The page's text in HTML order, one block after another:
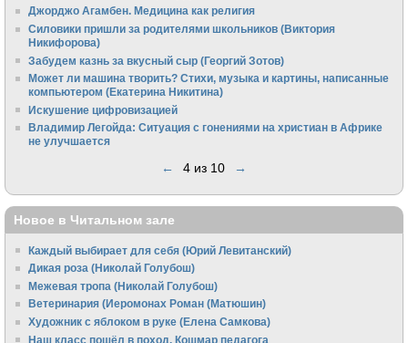
Джорджо Агамбен. Медицина как религия
Силовики пришли за родителями школьников (Виктория
Никифорова)
Забудем казнь за вкусный сыр (Георгий Зотов)
Может ли машина творить? Стихи, музыка и картины, написанные
компьютером (Екатерина Никитина)
Искушение цифровизацией
Владимир Легойда: Ситуация с гонениями на христиан в Африке
не улучшается
← 4 из 10 →
Новое в Читальном зале
Каждый выбирает для себя (Юрий Левитанский)
Дикая роза (Николай Голубош)
Межевая тропа (Николай Голубош)
Ветеринария (Иеромонах Роман (Матюшин)
Художник с яблоком в руке (Елена Самкова)
Наш класс пошёл в поход. Кошмар педагога